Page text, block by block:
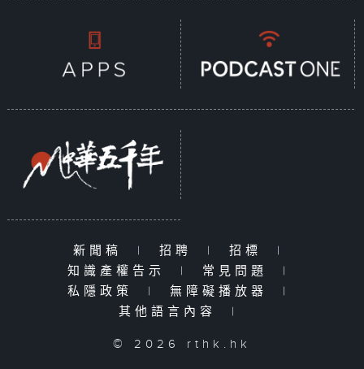
新聞稿 | 招聘 | 招標
|
知識產權告示
| 常見問題
|
私隱政策
| 無障礙播放器
|
其他語言內容
|
© 2026 rthk.hk